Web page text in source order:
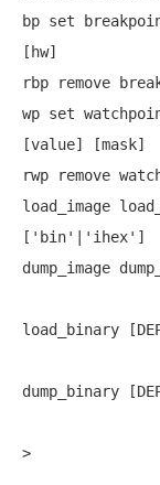
bp set
[hw]
rbp remove
wp set
[value] [mask]
rwp remove
load_image
['bin'|'ihex']
dump_image
load_binary
dump_binary
>